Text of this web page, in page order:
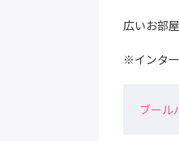
広いお部
※インタ
ブー